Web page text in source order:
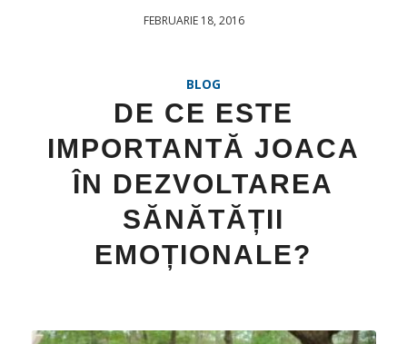
FEBRUARIE 18, 2016
/
BLOG
DE CE ESTE
IMPORTANTĂ JOACA
ÎN DEZVOLTAREA
SĂNĂTĂȚII
EMOȚIONALE?